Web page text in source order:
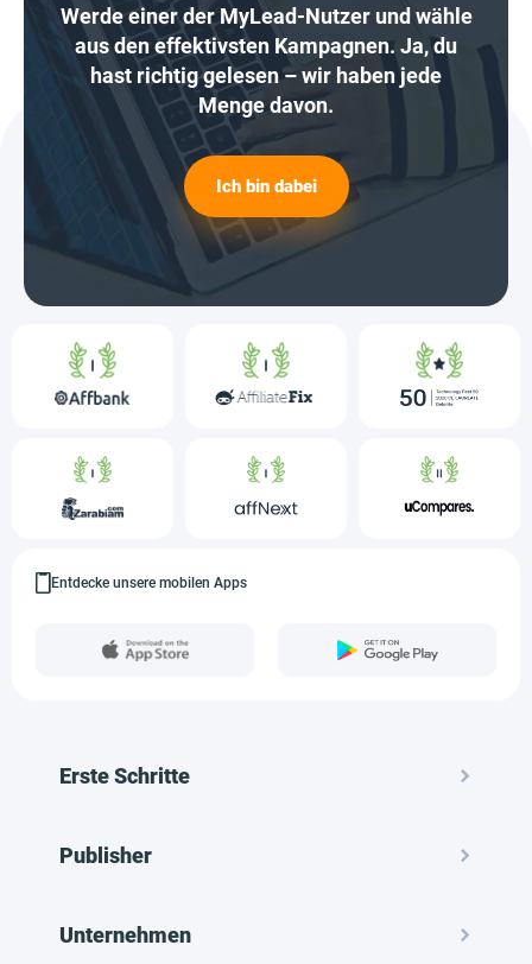
Werde einer der MyLead-Nutzer und wähle
aus den effektivsten Kampagnen. Ja, du
hast richtig gelesen – wir haben jede
Menge davon.
Ich bin dabei
Entdecke unsere mobilen Apps
Erste Schritte
Publisher
Unternehmen